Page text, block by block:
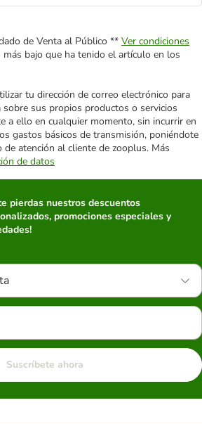
de Venta al Público ** Ver condiciones
bajo que ha tenido el artículo en los
tu dirección de correo electrónico para
sus propios productos o servicios
a ello en cualquier momento, sin incurrir en
gastos básicos de transmisión, poniéndote
atención al cliente de zooplus. Más
de datos
pierdas nuestros descuentos
promociones especiales y
Suscríbete ahora